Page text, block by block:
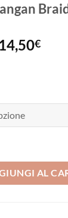
14,50€
4X Multi
AL